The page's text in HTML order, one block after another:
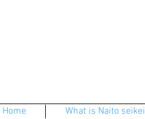
Home What is Naito seikei